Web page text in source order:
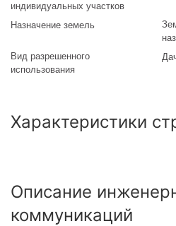
индивидуальных участков
Назначение земель
Вид разрешенного
использования
Характеристики
Описание
коммуникаций